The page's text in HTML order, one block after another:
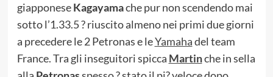
giapponeseKagayamache pur non scendendo mai
sotto l’1.33.5 ? riuscito almeno nei primi due giorni
a precedere le 2 Petronas e leYamahadel team
France. Tra gli inseguitori spicca Martinche in sella